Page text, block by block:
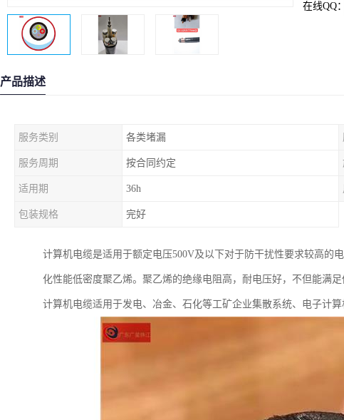
在线QQ：
产品描述
服务类别 各类堵漏
服务周期 按合同约定
适用期 36h
包装规格 完好
计算机电缆是适用于额定电压500V及以下对于防干扰性要求较高的
化性能低密度聚乙烯。聚乙烯的绝缘电阻高，耐电压好，不但能满
计算机电缆适用于发电、冶金、石化等工矿企业集散系统、电子计